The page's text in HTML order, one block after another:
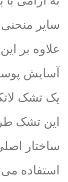
سایر
علاوه بر
آسایش
این تشک
ساختار
استفاده